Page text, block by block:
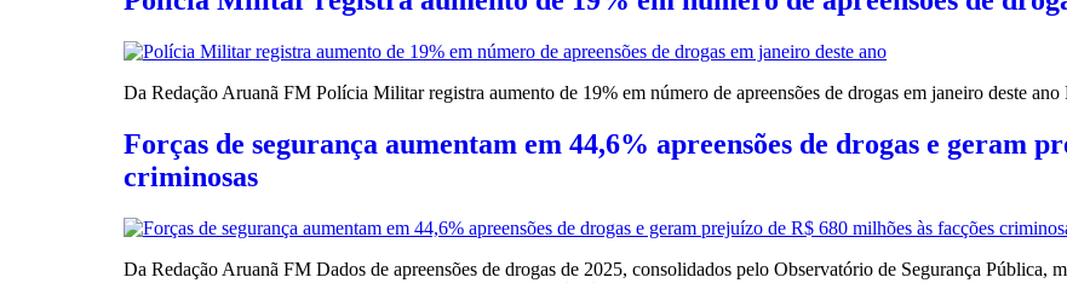
Da Redação Aruanã FM Polícia Militar registra aumento de 19% em número de apreensões de drogas em janeiro deste
Forças de segurança aumentam em 44,6% apreensões de drogas e geram
criminosas
Da Redação Aruanã FM Dados de apreensões de drogas de 2025, consolidados pelo Observatório de Segurança Pública,